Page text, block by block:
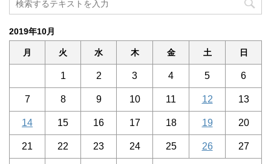
2019年10月
月 火 水 木 金 土 日
1 2 3 4 5 6
7 8 9 10 11 12 13
14 15 16 17 18 19 20
21 22 23 24 25 26 27